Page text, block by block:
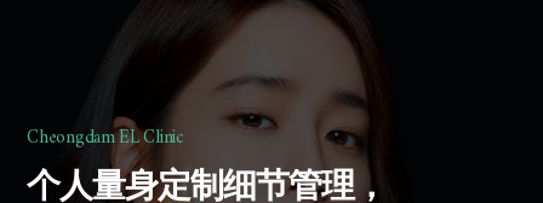
Cheongdam EL Clinic
个人量身定制细节管理，